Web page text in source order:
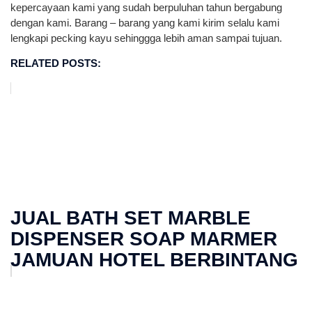
kepercayaan kami yang sudah berpuluhan tahun bergabung
dengan kami. Barang – barang yang kami kirim selalu kami
lengkapi pecking kayu sehinggga lebih aman sampai tujuan.
RELATED POSTS:
JUAL BATH SET MARBLE
DISPENSER SOAP MARMER
JAMUAN HOTEL BERBINTANG